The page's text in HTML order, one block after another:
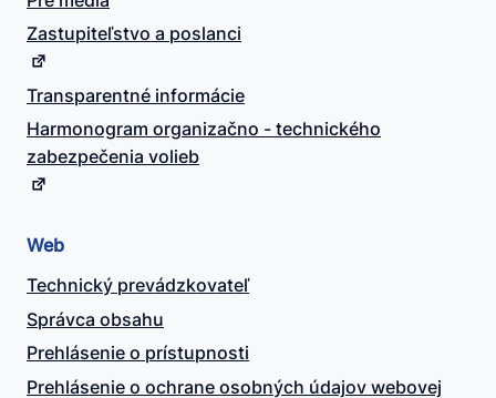
Zastupiteľstvo a poslanci
Transparentné informácie
Harmonogram organizačno - technického
zabezpečenia volieb
Web
Technický prevádzkovateľ
Správca obsahu
Prehlásenie o prístupnosti
Prehlásenie o ochrane osobných údajov webovej